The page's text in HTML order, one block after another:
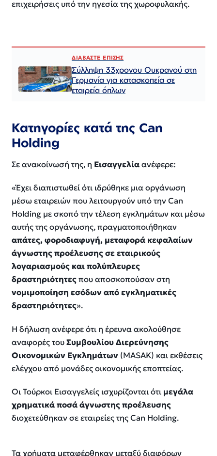
επιχειρήσεις υπό την ηγεσία της χωροφυλακής.
ΔΙΑΒΑΣΤΕ ΕΠΙΣΗΣ
Σύλληψη 33χρονου Ουκρανού στη
Γερμανία για κατασκοπεία σε
εταιρεία όπλων
Κατηγορίες κατά της Can
Holding
Σε ανακοίνωσή της, η Εισαγγελίαανέφερε:
«Έχει διαπιστωθεί ότι ιδρύθηκε μια οργάνωση
μέσω εταιρειών που λειτουργούν υπό την Can
Holding με σκοπό την τέλεση εγκλημάτων και μέσω
αυτής της οργάνωσης, πραγματοποιήθηκαν
απάτες, φοροδιαφυγή, μεταφορά κεφαλαίων
άγνωστης προέλευσης σε εταιρικούς
λογαριασμούς και πολύπλευρες
δραστηριότητεςπου αποσκοπούσαν στη
νομιμοποίηση εσόδων από εγκληματικές
δραστηριότητες».
Η δήλωση ανέφερε ότι η έρευνα ακολούθησε
αναφορές τουΣυμβουλίου Διερεύνησης
Οικονομικών Εγκλημάτων (MASAK) και εκθέσεις
ελέγχου από μονάδες οικονομικής εποπτείας.
Οι Τούρκοι Εισαγγελείς ισχυρίζονται ότι μεγάλα
χρηματικά ποσά άγνωστης προέλευσης
διοχετεύθηκαν σε εταιρείες της Can Holding.
Τα χρήματα μεταφέρθηκαν μεταξύ διαφόρων